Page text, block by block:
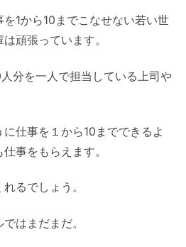
1から10までこなせない若い世
頑張っています。
分を一人で担当している上司や
仕事を１から10までできるよ
事をもらえます。
るでしょう。
はまだまだ。